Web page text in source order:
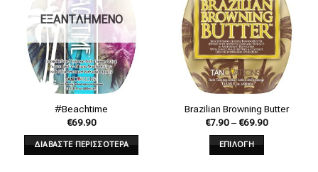
ΕΞΑΝΤΛΗΜΕΝΟ
#Beachtime
€69.90
ΔΙΑΒΑΣΤΕ ΠΕΡΙΣΣΟΤΕΡΑ
Brazilian Browning Butter
€7.90– €69.90
ΕΠΙΛΟΓΗ